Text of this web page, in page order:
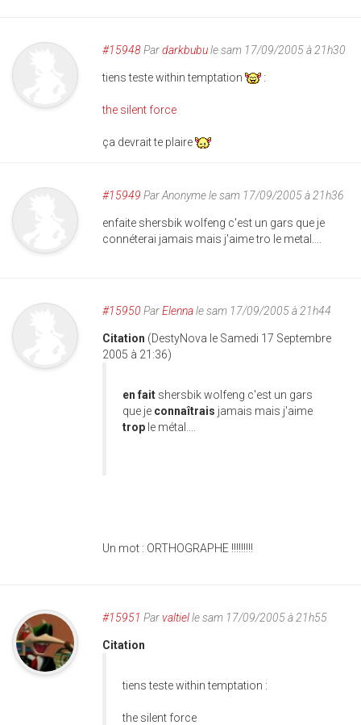
#15948Pardarkbubule sam 17/09/2005 à 21h30
tiens teste within temptation :
the silent force
ça devrait te plaire
#15949 ParAnonymele sam 17/09/2005 à 21h36
enfaite shersbik wolfeng c'est un gars que je
connéterai jamais mais j'aime tro le metal....
#15950 ParElennale sam 17/09/2005 à 21h44
Citation (DestyNova le Samedi 17 Septembre
2005 à 21:36)
en fait shersbik wolfeng c'est un gars
que je connaîtrais jamais mais j'aime
trop le métal....
Un mot : ORTHOGRAPHE !!!!!!!!!
#15951 Parvaltielle sam 17/09/2005 à 21h55
Citation
tiens teste within temptation :
the silent force